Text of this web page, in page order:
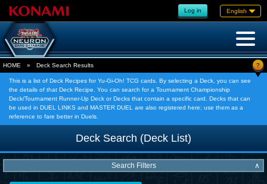
Log in English
HOME » Deck Search Results ?
This is a list of Deck Recipes for Yu-Gi-Oh! TCG cards. By selecting a Deck, you can see
the details of that Deck Recipe. You can search for a Tournament Championship
Deck/Tournament Runner-Up Deck or Decks that contain a specific card. Decks that can
be used in DUEL LINKS and MASTER DUEL are also registered here; use them as a
reference to fare better in Duels.
Deck Search (Deck List)
Search Filters ∧